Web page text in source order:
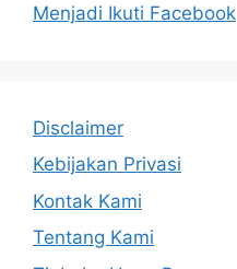
Menjadi Ikuti Facebook
Disclaimer
Kebijakan Privasi
Kontak Kami
Tentang Kami